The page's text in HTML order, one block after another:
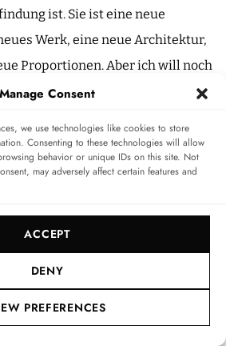
Manage Consent
we use technologies like cookies to store
Consenting to these technologies will allow
behavior or unique IDs on this site. Not
may adversely affect certain features and
ACCEPT
DENY
PREFERENCES
ist. Sie ist eine neue
Werk, eine neue Architektur,
Proportionen. Aber ich will noch
ist immer da. Sie ist